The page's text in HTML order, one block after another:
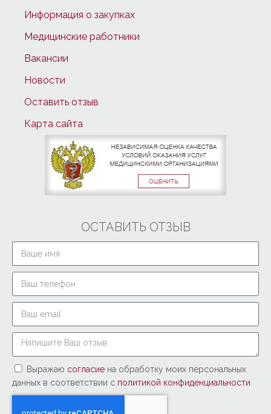
Информация о закупках
Медицинские работники
Вакансии
Новости
Оставить отзыв
Карта сайта
ОСТАВИТЬ ОТЗЫВ
Выражаю согласие на обработку моих персональных
данных в соответствии с политикой конфиденциальности